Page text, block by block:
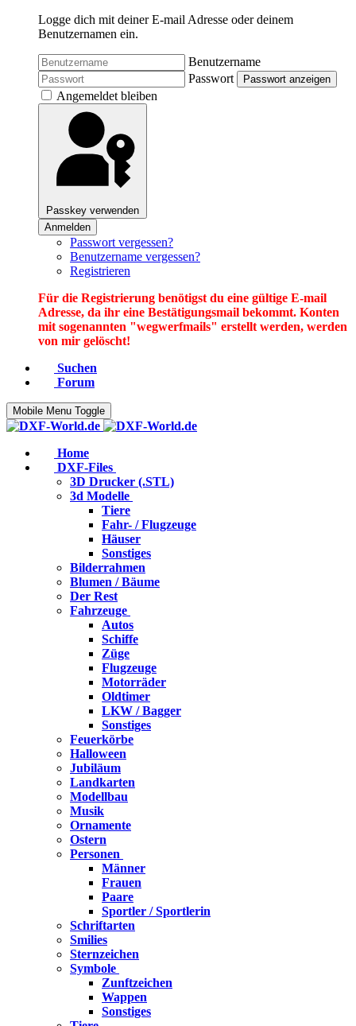
Logge dich mit deiner E-mail Adresse oder deinem
Benutzernamen ein.
Benutzername
Passwort
Passwort anzeigen
Angemeldet bleiben
Passkey verwenden
Anmelden
Passwort vergessen?
Benutzername vergessen?
Registrieren
Für die Registrierung benötigst du eine gültige E-mail
Adresse, da ihr eine Bestätigungsmail bekommt. Konten
mit sogenannten "wegwerfmails" erstellt werden, werden
von mir gelöscht!
Suchen
Forum
Mobile Menu Toggle
Home
DXF-Files
3D Drucker (.STL)
3d Modelle
Tiere
Fahr- / Flugzeuge
Häuser
Sonstiges
Bilderrahmen
Blumen / Bäume
Der Rest
Fahrzeuge
Autos
Schiffe
Züge
Flugzeuge
Motorräder
Oldtimer
LKW / Bagger
Sonstiges
Feuerkörbe
Halloween
Jubiläum
Landkarten
Modellbau
Musik
Ornamente
Ostern
Personen
Männer
Frauen
Paare
Sportler / Sportlerin
Schriftarten
Smilies
Sternzeichen
Symbole
Zunftzeichen
Wappen
Sonstiges